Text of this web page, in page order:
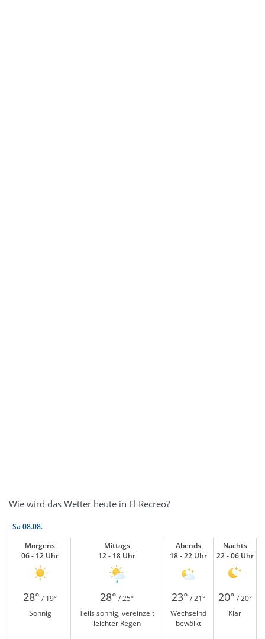
Wie wird das Wetter heute in El Recreo?
Sa 08.08.
Morgens
06 - 12 Uhr
Mittags
12 - 18 Uhr
Abends
18 - 22 Uhr
Nachts
22 - 06 Uhr
28° / 19° 28° / 25° 23° / 21° 20° / 20°
Sonnig
Teils sonnig, vereinzelt
leichter Regen
Wechselnd
bewölkt
Klar